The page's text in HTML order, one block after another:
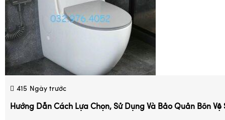
415 Ngày trước
Hướng Dẫn Cách Lựa Chọn, Sử Dụng Và Bảo Quản Bồn Vệ